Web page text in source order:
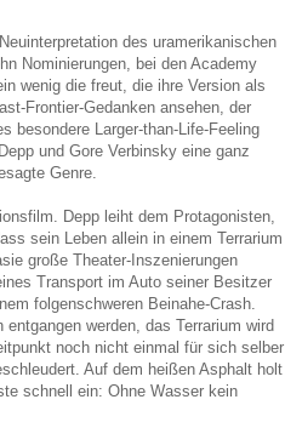
des uramerikanischen
Nominierungen, bei den Academy
wenig die freut, die ihre Version als
Frontier-Gedanken ansehen, der
besondere Larger-than-Life-Feeling
und Gore Verbinsky eine ganz
Genre.
Depp leiht dem Protagonisten,
sein Leben allein in einem Terrarium
große Theater-Inszenierungen
Transport im Auto seiner Besitzer
folgenschweren Beinahe-Crash.
werden, das Terrarium wird
noch nicht einmal für sich selber
Auf dem heißen Asphalt holt
schnell ein: Ohne Wasser kein